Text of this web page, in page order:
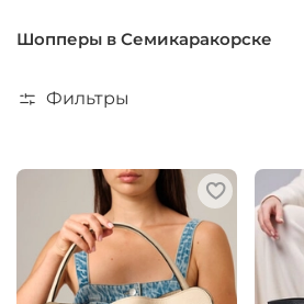
Шопперы в Семикаракорске
Фильтры